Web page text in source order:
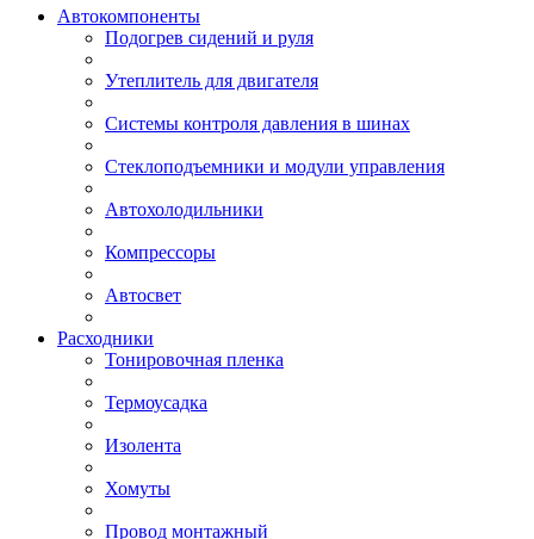
Автокомпоненты
Подогрев сидений и руля
Утеплитель для двигателя
Системы контроля давления в шинах
Стеклоподъемники и модули управления
Автохолодильники
Компрессоры
Автосвет
Расходники
Тонировочная пленка
Термоусадка
Изолента
Хомуты
Провод монтажный